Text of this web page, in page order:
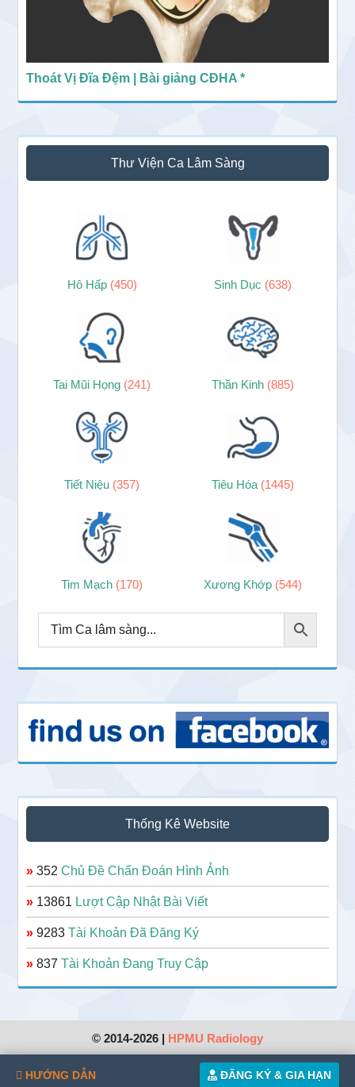
Thoát Vị Đĩa Đệm | Bài giảng CĐHA *
Thư Viện Ca Lâm Sàng
Hô Hấp (450) Sinh Dục (638)
Tai Mũi Họng (241) Thần Kinh (885)
Tiết Niệu (357) Tiêu Hóa (1445)
Tim Mạch (170) Xương Khớp (544)
Thống Kê Website
» 352Chủ Đề Chẩn Đoán Hình Ảnh
» 13861 Lượt Cập Nhật Bài Viết
» 9283Tài Khoản Đã Đăng Ký
» 837Tài Khoản Đang Truy Cập
© 2014-2026 | HPMU Radiology
HƯỚNG DẪN ĐĂNG KÝ & GIA HẠN